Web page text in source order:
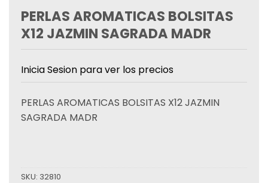
PERLAS AROMATICAS BOLSITAS
X12 JAZMIN SAGRADA MADR
Inicia Sesion para ver los precios
PERLAS AROMATICAS BOLSITAS X12 JAZMIN
SAGRADA MADR
SKU: 32810